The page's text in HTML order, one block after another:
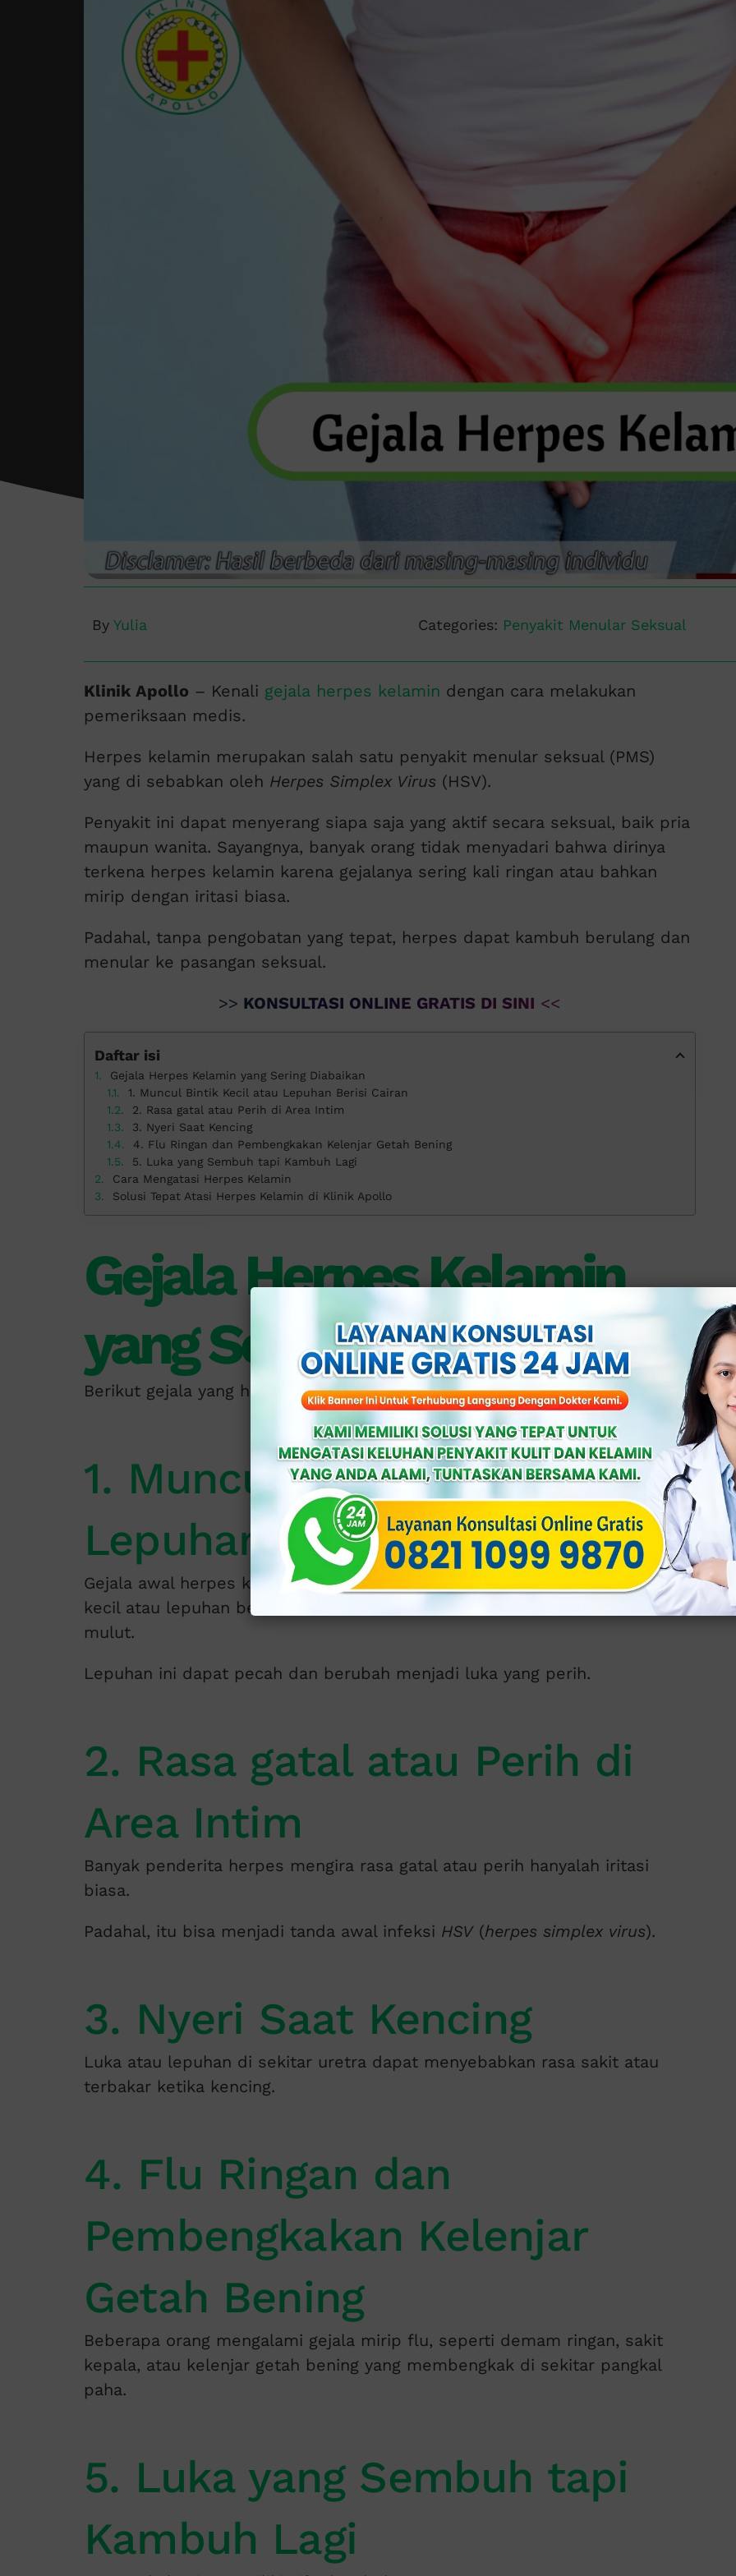
By Yulia Categories: Penyakit Menular Seksual
Klinik Apollo – Kenali gejala herpes kelamin dengan cara melakukan
pemeriksaan medis.
Herpes kelamin merupakan salah satu penyakit menular seksual (PMS)
yang di sebabkan oleh Herpes Simplex Virus (HSV).
Penyakit ini dapat menyerang siapa saja yang aktif secara seksual, baik pria
maupun wanita. Sayangnya, banyak orang tidak menyadari bahwa dirinya
terkena herpes kelamin karena gejalanya sering kali ringan atau bahkan
mirip dengan iritasi biasa.
Padahal, tanpa pengobatan yang tepat, herpes dapat kambuh berulang dan
menular ke pasangan seksual.
>> KONSULTASI ONLINE GRATIS DI SINI <<
Daftar isi
Gejala Herpes Kelamin yang Sering Diabaikan
1. Muncul Bintik Kecil atau Lepuhan Berisi Cairan
2. Rasa gatal atau Perih di Area Intim
3. Nyeri Saat Kencing
4. Flu Ringan dan Pembengkakan Kelenjar Getah Bening
5. Luka yang Sembuh tapi Kambuh Lagi
Cara Mengatasi Herpes Kelamin
Solusi Tepat Atasi Herpes Kelamin di Klinik Apollo
Gejala Herpes Kelamin
yang Sering Diabaikan
Berikut gejala yang harus di perhatikan:
1. Muncul Bintik Kecil atau
Lepuhan Berisi Cairan
Gejala awal herpes kelamin biasanya di tandai dengan munculnya bintik
kecil atau lepuhan berisi cairan di area sekitar alat kelamin, anus, atau
mulut.
Lepuhan ini dapat pecah dan berubah menjadi luka yang perih.
2. Rasa gatal atau Perih di
Area Intim
Banyak penderita herpes mengira rasa gatal atau perih hanyalah iritasi
biasa.
Padahal, itu bisa menjadi tanda awal infeksi HSV(herpes simplex virus).
3. Nyeri Saat Kencing
Luka atau lepuhan di sekitar uretra dapat menyebabkan rasa sakit atau
terbakar ketika kencing.
4. Flu Ringan dan
Pembengkakan Kelenjar
Getah Bening
Beberapa orang mengalami gejala mirip flu, seperti demam ringan, sakit
kepala, atau kelenjar getah bening yang membengkak di sekitar pangkal
paha.
5. Luka yang Sembuh tapi
Kambuh Lagi